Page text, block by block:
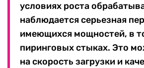
условиях роста
наблюдается серьезная
имеющихся мощностей, в
пиринговых стыках. Это
на скорость загрузки и